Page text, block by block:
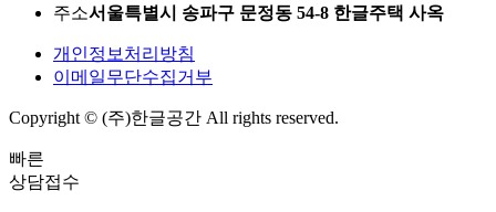
주소서울특별시 송파구 문정동 54-8 한글주택 사옥
개인정보처리방침
이메일무단수집거부
Copyright © (주)한글공간 All rights reserved.
빠른
상담접수